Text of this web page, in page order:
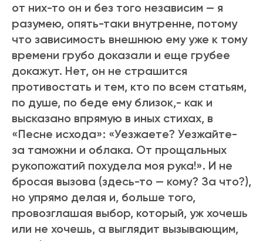
от них-то он и без того независим — я
разумею, опять-таки внутренне, потому
что зависимость внешнюю ему уже к тому
времени грубо доказали и еще грубее
докажут. Нет, он не страшится
противостать и тем, кто по всем статьям,
по душе, по беде ему близок,- как и
высказано впрямую в иных стихах, в
«Песне исхода»: «Уезжаете? Уезжайте-
за таможни и облака. От прощальных
рукопожатий похудела моя рука!». И не
бросая вызова (здесь-то — кому? За что?),
но упрямо делая и, больше того,
провозглашая выбор, который, уж хочешь
или не хочешь, а выглядит вызывающим,